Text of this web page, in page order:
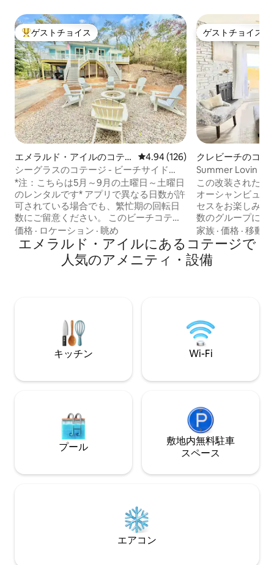
大好評のゲストチョイスです。
ゲストチョイス
エメラルド・アイルのコテ
ージ
レビュー126件、5つ星中4.94つ
4.94 (126)
シーグラスのコテージ - ビーチサイド
（ジャグジー／ファイヤーピット付き）
*注：こちらは5月～9月の土曜日～土曜日
のレンタルです* アプリで異なる日数が許
可されている場合でも、繁忙期の回転日
数にご留意ください。 このビーチコテー
ジには、プライベートプール付きのフェ
ンス付きの庭があります。注意！！プー
ルは温水ではありません！！！ 一年中営
業しており、サービスも提供していま
スタオルは含まれています。ビーチタオ
ルはご自身でご持参ください（リネンサ
ービスには含まれていません）
価格 · ロケーション · 眺め
ゲストチョイス
ゲストチョイス
クレビーチのコテ
Summer Lovin
グジー付き
この改装されたク
オーシャンビュー
セスをお楽しみく
数のグループに最適です！
• オーシャンビューのあるジャグジー • ビ
ーチチェア、タオル、
ッチン＆ダイニング • 共有の壁なし •
にスマートテレビ • ファミリー向けパッ
家族 ·価格 ·移動
エメラルド・アイルにあるコテージで
人気のアメニティ・設備
キッチン Wi-Fi
プール
敷地内無料駐⁠車
ス⁠ペ⁠ー⁠ス
エアコン